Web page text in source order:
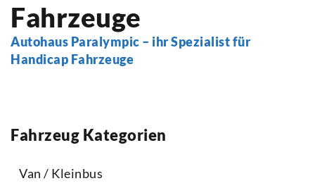
Fahrzeuge
Autohaus Paralympic – ihr Spezialist für
Handicap Fahrzeuge
Fahrzeug Kategorien
Van / Kleinbus